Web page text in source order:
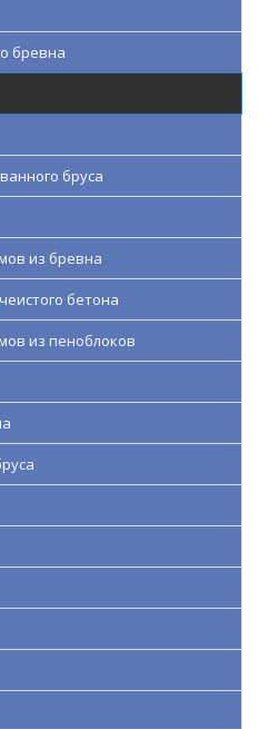
бревна
бруса
из бревна
бетона
из пеноблоков